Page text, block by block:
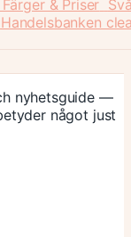
& Priser
Handelsbanken
nyhetsguide —
något just